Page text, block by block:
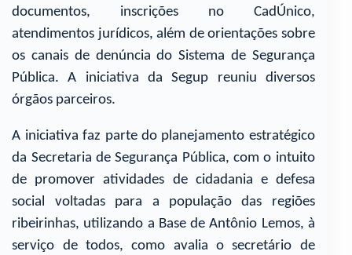
documentos, inscrições no CadÚnico,
atendimentos jurídicos, além de orientações sobre
os canais de denúncia do Sistema de Segurança
Pública. A iniciativa da Segup reuniu diversos
órgãos parceiros.
A iniciativa faz parte do planejamento estratégico
da Secretaria de Segurança Pública, com o intuito
de promover atividades de cidadania e defesa
social voltadas para a população das regiões
ribeirinhas, utilizando a Base de Antônio Lemos, à
serviço de todos, como avalia o secretário de